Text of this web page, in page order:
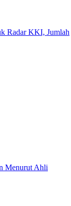
Radar KKI, Jumlah
Menurut Ahli